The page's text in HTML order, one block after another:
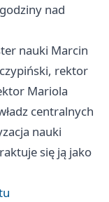
nad
nauki Marcin
rektor
Mariola
centralnych
nauki
się ją jako